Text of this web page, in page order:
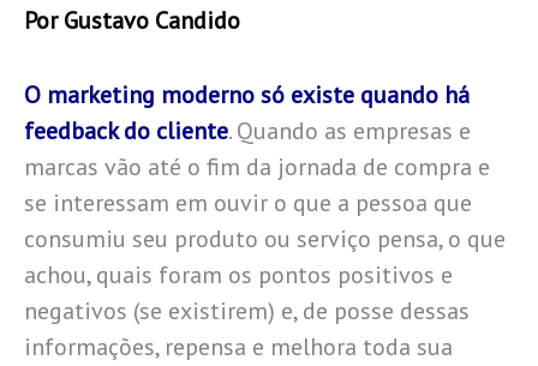
Por Gustavo Candido
O marketing moderno só existe quando há
feedback do cliente. Quando as empresas e
marcas vão até o fim da jornada de compra e
se interessam em ouvir o que a pessoa que
consumiu seu produto ou serviço pensa, o que
achou, quais foram os pontos positivos e
negativos (se existirem) e, de posse dessas
informações, repensa e melhora toda sua